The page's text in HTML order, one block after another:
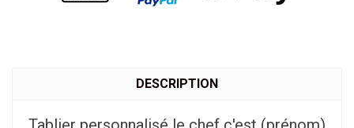
DESCRIPTION